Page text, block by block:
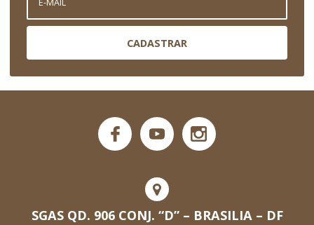
CADASTRAR
SGAS QD. 906 CONJ. “D” – BRASILIA – DF